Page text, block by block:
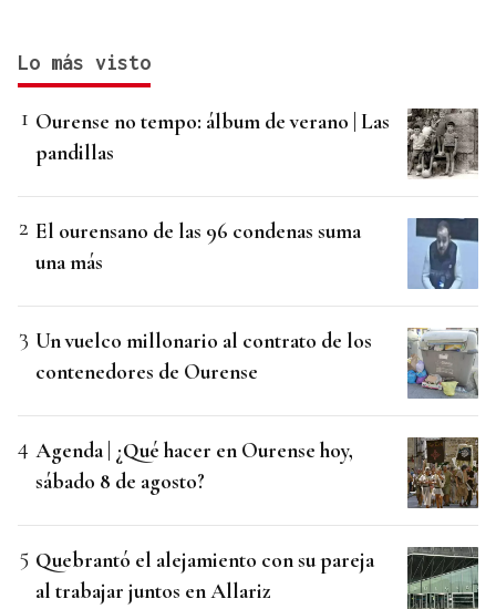
Lo más visto
Ourense no tempo: álbum de verano | Las
pandillas
El ourensano de las 96 condenas suma
una más
Un vuelco millonario al contrato de los
contenedores de Ourense
Agenda | ¿Qué hacer en Ourense hoy,
sábado 8 de agosto?
Quebrantó el alejamiento con su pareja
al trabajar juntos en Allariz